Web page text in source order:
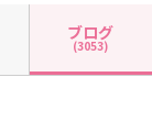
ブログ
(3053)